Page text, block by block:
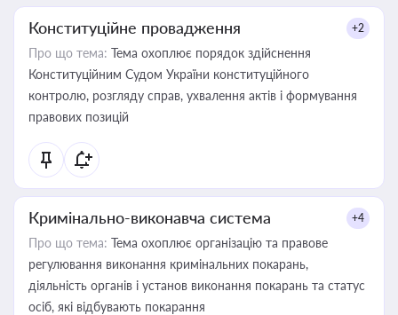
Конституційне провадження +2
Про що тема: Тема охоплює порядок здійснення
Конституційним Судом України конституційного
контролю, розгляду справ, ухвалення актів і формування
правових позицій
Кримінально-виконавча система +4
Про що тема: Тема охоплює організацію та правове
регулювання виконання кримінальних покарань,
діяльність органів і установ виконання покарань та статус
осіб, які відбувають покарання